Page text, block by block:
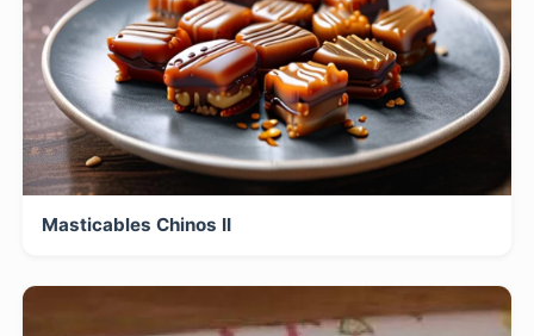
Masticables Chinos II